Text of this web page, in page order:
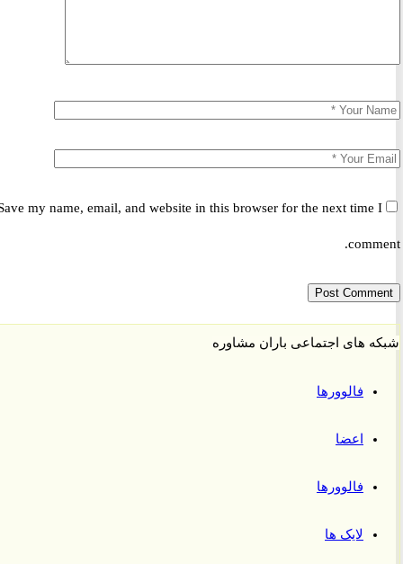
Save my name, email, and website in this browser for the next time
های اجتماعی باران مشاوره
فالوورها
اعضا
فالوورها
لایک ها